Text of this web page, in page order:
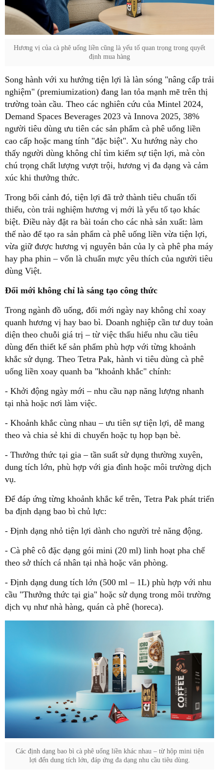
Hương vị của cà phê uống liền cũng là yếu tố quan trọng trong quyết
định mua hàng
Song hành với xu hướng tiện lợi là làn sóng "nâng cấp trải
nghiệm" (premiumization) đang lan tỏa mạnh mẽ trên thị
trường toàn cầu. Theo các nghiên cứu của Mintel 2024,
Demand Spaces Beverages 2023 và Innova 2025, 38%
người tiêu dùng ưu tiên các sản phẩm cà phê uống liền
cao cấp hoặc mang tính "đặc biệt". Xu hướng này cho
thấy người dùng không chỉ tìm kiếm sự tiện lợi, mà còn
chú trọng chất lượng vượt trội, hương vị đa dạng và cảm
xúc khi thưởng thức.
Trong bối cảnh đó, tiện lợi đã trở thành tiêu chuẩn tối
thiểu, còn trải nghiệm hương vị mới là yếu tố tạo khác
biệt. Điều này đặt ra bài toán cho các nhà sản xuất: làm
thế nào để tạo ra sản phẩm cà phê uống liền vừa tiện lợi,
vừa giữ được hương vị nguyên bản của ly cà phê pha máy
hay pha phin – vốn là chuẩn mực yêu thích của người tiêu
dùng Việt.
Đổi mới không chỉ là sáng tạo công thức
Trong ngành đồ uống, đổi mới ngày nay không chỉ xoay
quanh hương vị hay bao bì. Doanh nghiệp cần tư duy toàn
diện theo chuỗi giá trị – từ việc thấu hiểu nhu cầu tiêu
dùng đến thiết kế sản phẩm phù hợp với từng khoảnh
khắc sử dụng. Theo Tetra Pak, hành vi tiêu dùng cà phê
uống liền xoay quanh ba "khoảnh khắc" chính:
- Khởi động ngày mới – nhu cầu nạp năng lượng nhanh
tại nhà hoặc nơi làm việc.
- Khoảnh khắc cùng nhau – ưu tiên sự tiện lợi, dễ mang
theo và chia sẻ khi di chuyển hoặc tụ họp bạn bè.
- Thưởng thức tại gia – tần suất sử dụng thường xuyên,
dung tích lớn, phù hợp với gia đình hoặc môi trường dịch
vụ.
Để đáp ứng từng khoảnh khắc kể trên, Tetra Pak phát triển
ba định dạng bao bì chủ lực:
- Định dạng nhỏ tiện lợi dành cho người trẻ năng động.
- Cà phê cô đặc dạng gói mini (20 ml) linh hoạt pha chế
theo sở thích cá nhân tại nhà hoặc văn phòng.
- Định dạng dung tích lớn (500 ml – 1L) phù hợp với nhu
cầu "Thưởng thức tại gia" hoặc sử dụng trong môi trường
dịch vụ như nhà hàng, quán cà phê (horeca).
Các định dạng bao bì cà phê uống liền khác nhau – từ hộp mini tiện
lợi đến dung tích lớn, đáp ứng đa dạng nhu cầu tiêu dùng.